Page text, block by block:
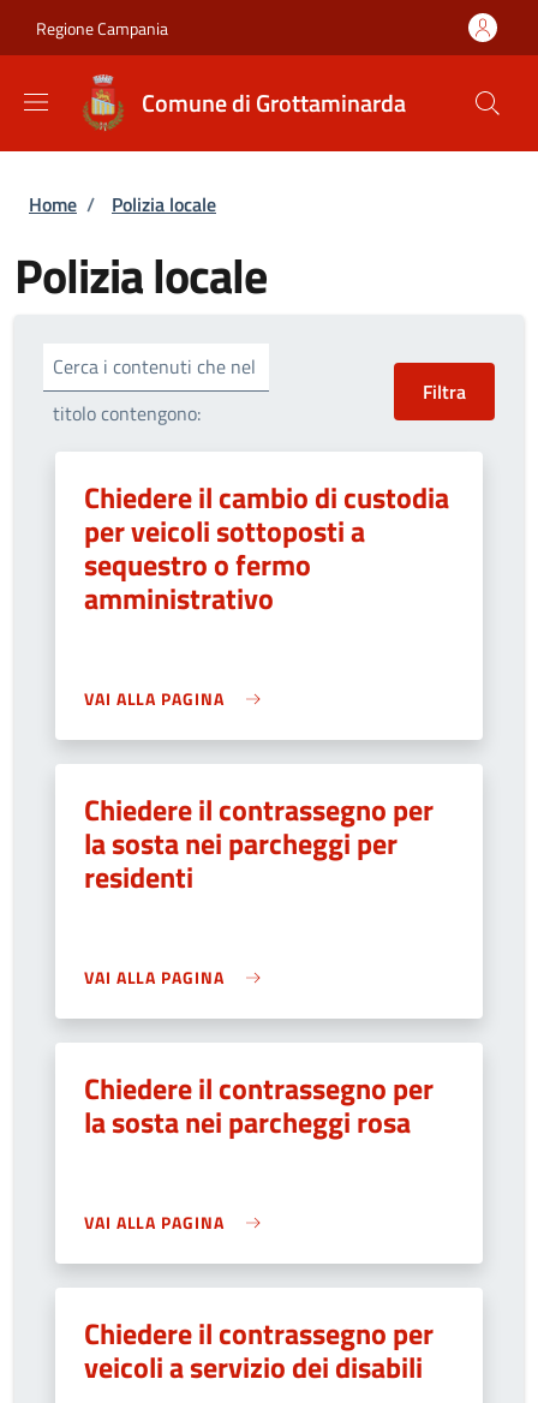
Regione Campania
Comune di Grottaminarda
Briciole di pane
Home / Polizia locale
Polizia locale
Cerca i contenuti che nel
titolo contengono:
Chiedere il cambio di custodia
per veicoli sottoposti a
sequestro o fermo
amministrativo
VAI ALLA PAGINA
Chiedere il contrassegno per
la sosta nei parcheggi per
residenti
VAI ALLA PAGINA
Chiedere il contrassegno per
la sosta nei parcheggi rosa
VAI ALLA PAGINA
Chiedere il contrassegno per
veicoli a servizio dei disabili